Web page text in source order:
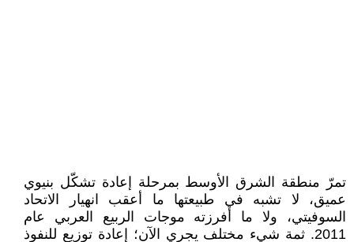
تمرّ منطقة الشرق الأوسط بمرحلة إعادة تشكّل بنيوي
عميق، لا تشبه في طبيعتها ما أعقب انهيار الاتحاد
السوفيتي، ولا ما أفرزته موجات الربيع العربي عام
2011. ثمة شيء مختلف يجري الآن؛ إعادة توزيع للنفوذ